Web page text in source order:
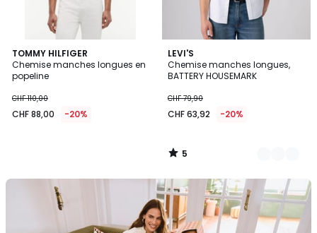
TOMMY HILFIGER
Chemise manches longues en
popeline
CHF 110,00
CHF 88,00 -20%
Notre
LEVI'S
Chemise manches longues,
BATTERY HOUSEMARK
CHF 79,90
CHF 63,92 -20%
5
/
5
2
Couleurs
5
/